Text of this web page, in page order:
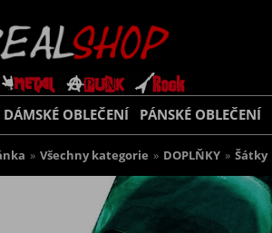
DÁMSKÉ OBLEČENÍ PÁNSKÉ OBLEČENÍ
» Všechny kategorie » DOPLŇKY » Šátky